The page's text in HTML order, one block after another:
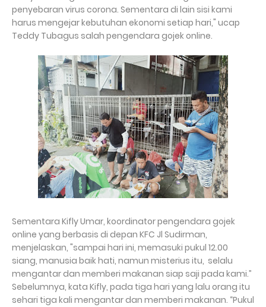
penyebaran virus corona. Sementara di lain sisi kami
harus mengejar kebutuhan ekonomi setiap hari," ucap
Teddy Tubagus salah pengendara gojek online.
Sementara Kifly Umar, koordinator pengendara gojek
online yang berbasis di depan KFC Jl Sudirman,
menjelaskan, "sampai hari ini, memasuki pukul 12.00
siang, manusia baik hati, namun misterius itu, selalu
mengantar dan memberi makanan siap saji pada kami.”
Sebelumnya, kata Kifly, pada tiga hari yang lalu orang itu
sehari tiga kali mengantar dan memberi makanan. “Pukul